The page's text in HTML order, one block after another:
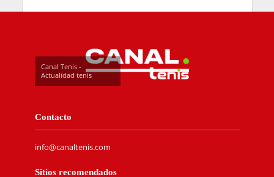
Canal Tenis -
Actualidad tenis
Contacto
info@canaltenis.com
Sitios recomendados